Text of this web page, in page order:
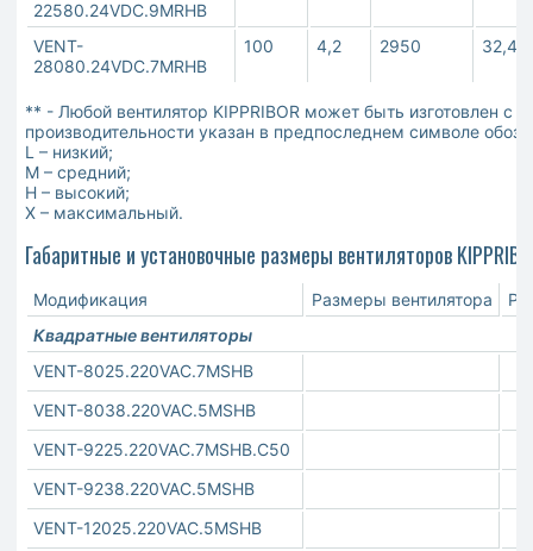
22580.24VDC.9MRHB
VENT-
28080.24VDC.7MRHB
100 4,2 2950 32,4
** - Любой вентилятор KIPPRIBOR может быть изготовлен с
производительности указан в предпоследнем символе
L – низкий;
M – средний;
H – высокий;
X – максимальный.
Габаритные и установочные размеры вентиляторов
Модификация Размеры вентилятора
Квадратные вентиляторы
VENT-8025.220VAC.7MSHB
VENT-8038.220VAC.5MSHB
VENT-9225.220VAC.7MSHB.C50
VENT-9238.220VAC.5MSHB
VENT-12025.220VAC.5MSHB